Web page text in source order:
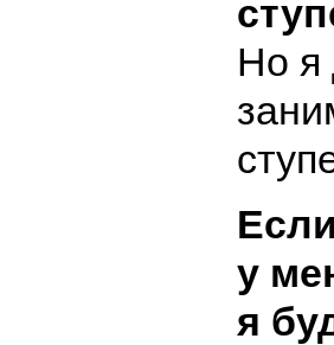
Но я
у
я